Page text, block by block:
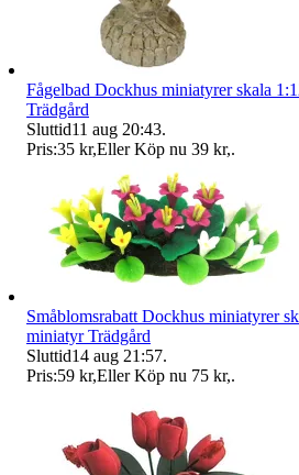
Fågelbad Dockhus miniatyrer skala
Trädgård
Sluttid11 aug 20:43.
Pris:35 kr,Eller Köp nu 39 kr,.
Småblomsrabatt Dockhus miniatyrer
miniatyr Trädgård
Sluttid14 aug 21:57.
Pris:59 kr,Eller Köp nu 75 kr,.